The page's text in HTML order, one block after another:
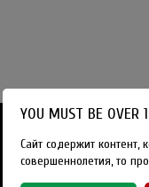
YOU MUST BE OVER
Сайт содержит контент,
совершеннолетия, то